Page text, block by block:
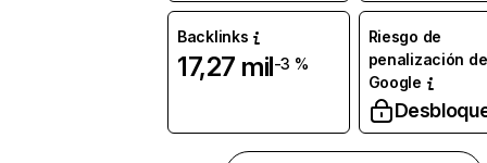
Backlinks
17,27 mil-3 %
Riesgo de
penalización de
Google